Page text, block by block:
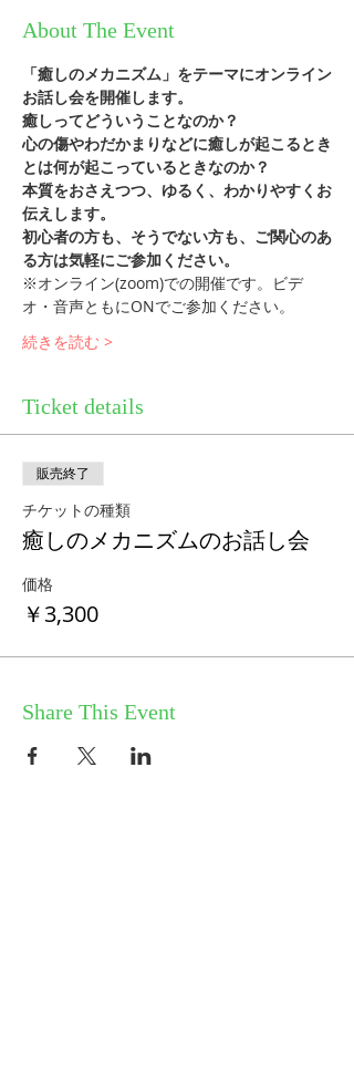
About The Event
「癒しのメカニズム」をテーマにオンライン
お話し会を開催します。
癒しってどういうことなのか？
心の傷やわだかまりなどに癒しが起こるとき
とは何が起こっているときなのか？
本質をおさえつつ、ゆるく、わかりやすくお
伝えします。
初心者の方も、そうでない方も、ご関心のあ
る方は気軽にご参加ください。
※オンライン(zoom)での開催です。ビデ
オ・音声ともにONでご参加ください。
続きを読む >
Ticket details
販売終了
チケットの種類
癒しのメカニズムのお話し会
価格
￥3,300
Share This Event